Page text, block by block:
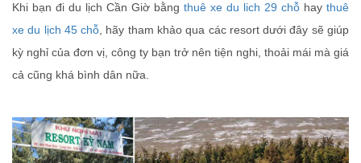
Khi bạn đi du lịch Cần Giờ bằng thuê xe du lich 29 chỗ hay thuê
xe du lịch 45 chỗ , hãy tham khảo qua các resort dưới đây sẽ giúp
kỳ nghỉ của đơn vị, công ty bạn trở nên tiện nghi, thoải mái mà giá
cả cũng khá bình dân nữa.